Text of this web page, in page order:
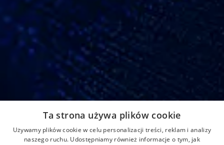
Strefowa 22, 43-109 Tychy, Polska
Home Aktualności Kontakt
Ta strona używa plików cookie
Używamy plików cookie w celu personalizacji treści, reklam i analizy
naszego ruchu. Udostępniamy również informacje o tym, jak